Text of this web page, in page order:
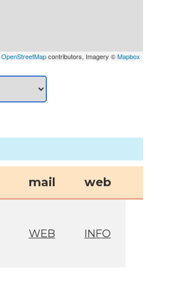
OpenStreetMapcontributors, Imagery ©Mapbox
mail web
WEB INFO